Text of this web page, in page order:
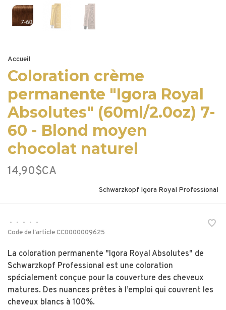
Accueil
Coloration crème
permanente "Igora Royal
Absolutes" (60ml/2.0oz) 7-
60 - Blond moyen
chocolat naturel
14,90$CA
Schwarzkopf Igora Royal Professional
• • • •
•
Code de l'articleCC0000009625
La coloration permanente "Igora Royal Absolutes" de
Schwarzkopf Professional est une coloration
spécialement conçue pour la couverture des cheveux
matures. Des nuances prêtes à l’emploi qui couvrent les
cheveux blancs à 100%.